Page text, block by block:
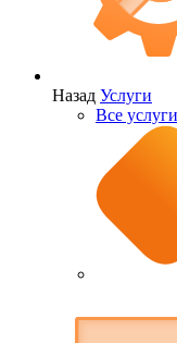
Назад Услуги
Все услуги